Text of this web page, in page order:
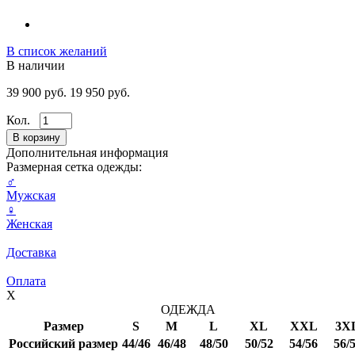
В список желаний
В наличии
39 900 руб. 19 950 руб.
Кол.
Дополнительная информация
Размерная сетка одежды:
♂
Мужская
♀
Женская
Доставка
Оплата
X
ОДЕЖДА
Размер
S M L XL XXL
Российский размер 44/46 46/48 48/50 50/52 54/56
56/